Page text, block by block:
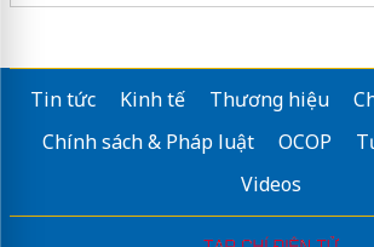
Tin tức Kinh tế Thương hiệu
Chính sách & Pháp luật
OCOP
Videos